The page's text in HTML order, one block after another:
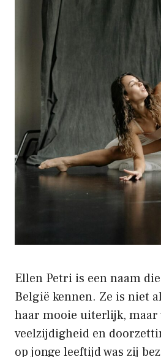
Ellen Petri is een naam
België kennen. Ze is niet
haar mooie uiterlijk, maar
veelzijdigheid en
op jonge leeftijd was zij